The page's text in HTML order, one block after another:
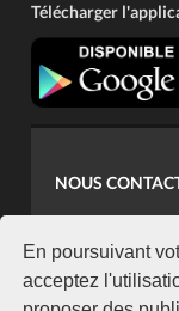
En poursuivant
acceptez
Télécharger
NOUS
+225 07